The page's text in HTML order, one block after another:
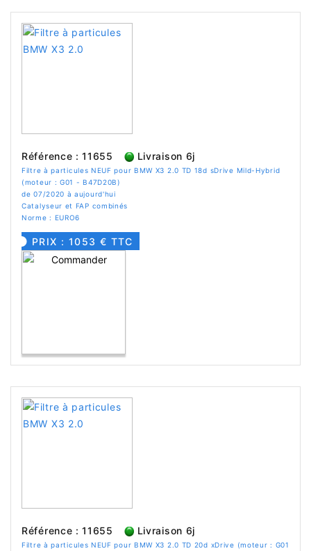
Référence : 11655 Livraison 6j
Filtre à particules NEUF pour BMW X3 2.0 TD 18d sDrive Mild-Hybrid
(moteur : G01 - B47D20B)
de 07/2020 à aujourd'hui
Catalyseur et FAP combinés
Norme : EURO6
PRIX : 1053 € TTC
Référence : 11655 Livraison 6j
Filtre à particules NEUF pour BMW X3 2.0 TD 20d xDrive (moteur : G01